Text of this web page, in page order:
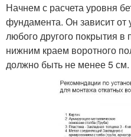
Начнем с расчета уровня
фундамента. Он зависит от
любого другого покрытия
нижним краем воротного
должно быть не менее 5 см.